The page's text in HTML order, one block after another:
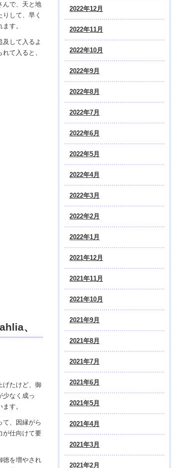
んで、天と地
して、早く
す。
して入るよ
て入ると、
、
神様ｖ
国 あ
げたけど、御
少なく成っ
す。
て、因縁がら
が仕向けて要
徳を増やされ
2022年12月
2022年11月
2022年10月
2022年9月
2022年8月
2022年7月
2022年6月
2022年5月
2022年4月
2022年3月
2022年2月
2022年1月
2021年12月
2021年11月
2021年10月
2021年9月
2021年8月
2021年7月
2021年6月
2021年5月
2021年4月
2021年3月
2021年2月